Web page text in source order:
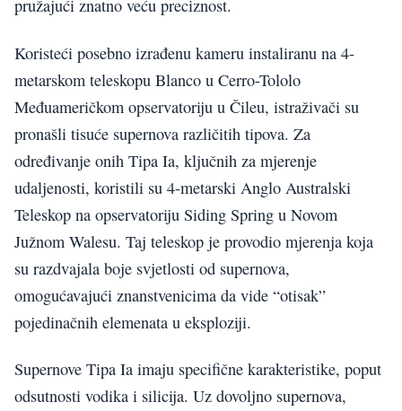
pružajući znatno veću preciznost.
Koristeći posebno izrađenu kameru instaliranu na 4-
metarskom teleskopu Blanco u Cerro-Tololo
Međuameričkom opservatoriju u Čileu, istraživači su
pronašli tisuće supernova različitih tipova. Za
određivanje onih Tipa Ia, ključnih za mjerenje
udaljenosti, koristili su 4-metarski Anglo Australski
Teleskop na opservatoriju Siding Spring u Novom
Južnom Walesu. Taj teleskop je provodio mjerenja koja
su razdvajala boje svjetlosti od supernova,
omogućavajući znanstvenicima da vide “otisak”
pojedinačnih elemenata u eksploziji.
Supernove Tipa Ia imaju specifične karakteristike, poput
odsutnosti vodika i silicija. Uz dovoljno supernova,